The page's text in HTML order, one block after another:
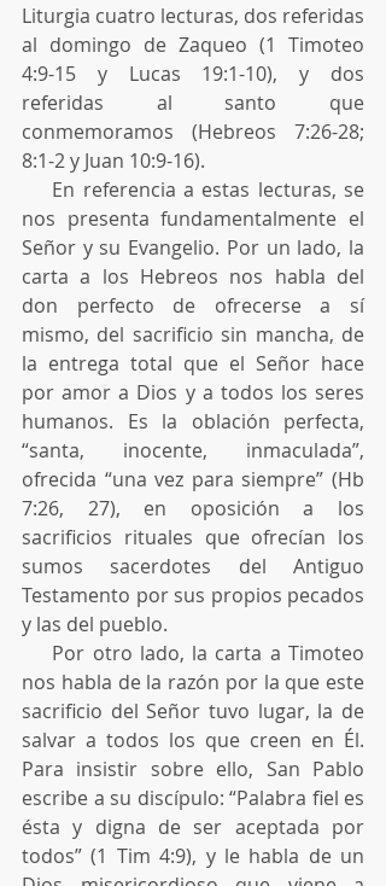
Liturgia cuatro lecturas, dos referidas
al domingo de Zaqueo (1 Timoteo
4:9-15 y Lucas 19:1-10), y dos
referidas al santo que
conmemoramos (Hebreos 7:26-28;
8:1-2 y Juan 10:9-16).
nos presenta fundamentalmente el
Señor y su Evangelio. Por un lado, la
carta a los Hebreos nos habla del
don perfecto de ofrecerse a sí
mismo, del sacrificio sin mancha, de
la entrega total que el Señor hace
por amor a Dios y a todos los seres
humanos. Es la oblación perfecta,
“santa, inocente, inmaculada”,
ofrecida “una vez para siempre” (Hb
7:26, 27), en oposición a los
sacrificios rituales que ofrecían los
sumos sacerdotes del Antiguo
Testamento por sus propios pecados
y las del pueblo.
nos habla de la razón por la que este
sacrificio del Señor tuvo lugar, la de
salvar a todos los que creen en Él.
Para insistir sobre ello, San Pablo
escribe a su discípulo: “Palabra fiel es
ésta y digna de ser aceptada por
todos” (1 Tim 4:9), y le habla de un